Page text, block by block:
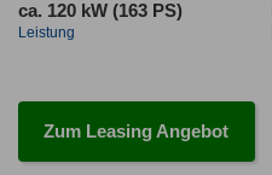
ca. 120 kW (163 PS)
Leistung
Zum Leasing Angebot